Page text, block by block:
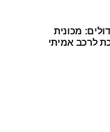
מכונית